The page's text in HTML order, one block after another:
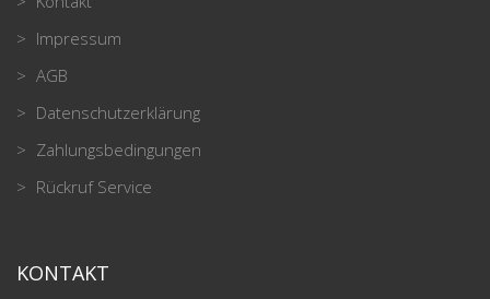
Impressum
AGB
Datenschutzerklärung
Zahlungsbedingungen
Rückruf Service
KONTAKT